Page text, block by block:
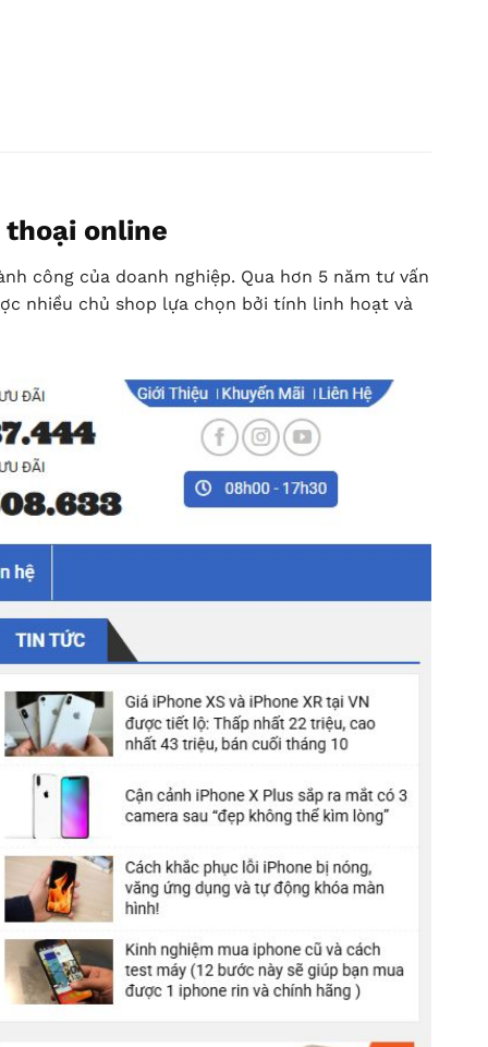
thoại online
công của doanh nghiệp. Qua hơn 5 năm tư vấn
nhiều chủ shop lựa chọn bởi tính linh hoạt và